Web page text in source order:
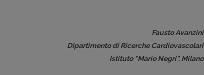
Fausto Avanzini
Dipartimento di Ricerche Cardiovascolari
Istituto "Mario Negri", Milano